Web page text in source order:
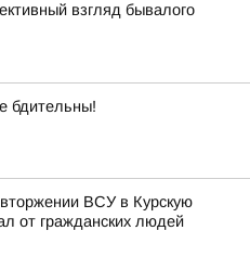
взгляд бывалого
бдительны!
ВСУ в Курскую
от гражданских людей